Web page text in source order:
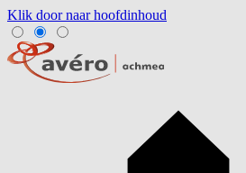
Klik door naar hoofdinhoud